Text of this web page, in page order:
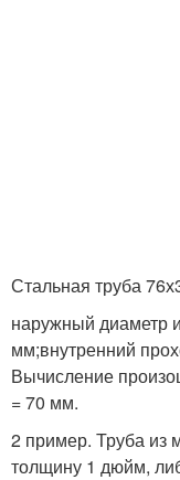
Стальная труба
наружный диаметр
мм;внутренний
Вычисление
= 70 мм.
2 пример. Труба из
толщину 1 дюйм,